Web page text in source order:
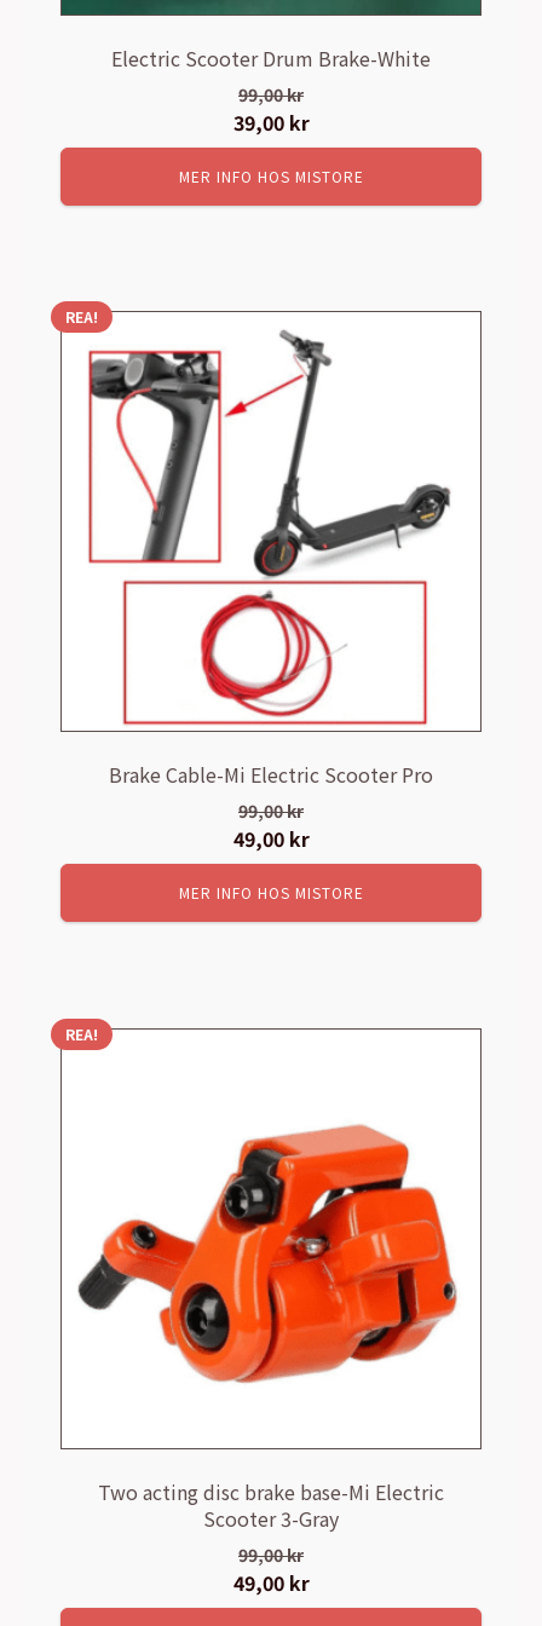
Electric Scooter Drum Brake-White
99,00kr
Det
ursprungliga
priset
var:
39,00 krDet
nuvarande
priset
är:
MER INFO HOS MISTORE
REA!
Brake Cable-Mi Electric Scooter Pro
99,00kr
Det
ursprungliga
priset
var:
49,00 krDet
nuvarande
priset
är:
MER INFO HOS MISTORE
REA!
Two acting disc brake base-Mi Electric
Scooter 3-Gray
99,00kr
Det
ursprungliga
49,00 krDet
nuvarande